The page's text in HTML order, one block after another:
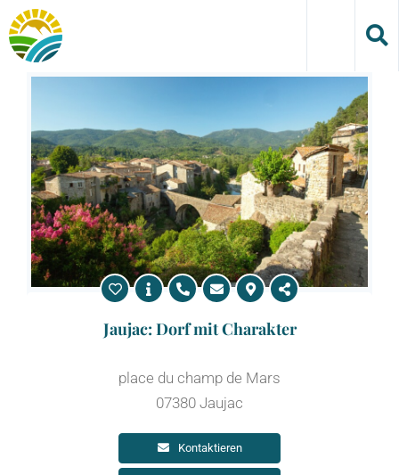
Skip
to
content
Jaujac: Dorf mit Charakter
place du champ de Mars
07380 Jaujac
Kontaktieren